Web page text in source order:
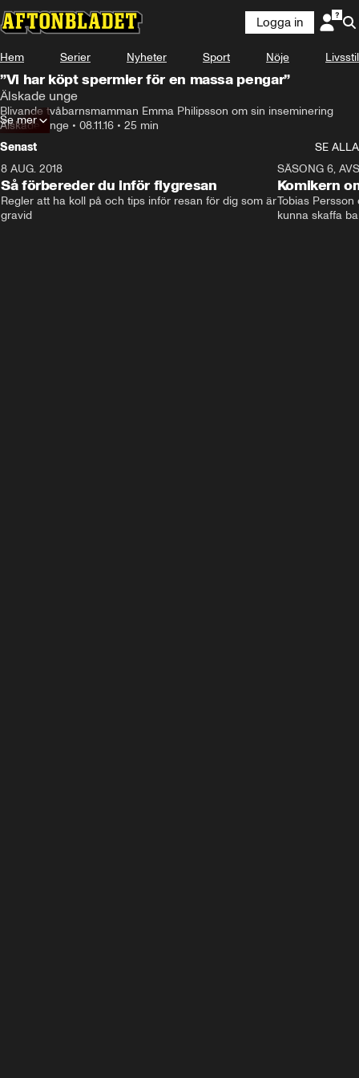
Logga in
Hem Serier Nyheter Sport Nöje Livsstil
”Vi har köpt spermier för en massa pengar”
Älskade unge
Blivande tvåbarnsmamman Emma Philipsson om sin inseminering
Älskade unge • 08.11.16 • 25 min
Se mer
Senast
SE ALLA
8 AUG. 2018
Så förbereder du inför flygresan
Regler att ha koll på och tips inför resan för dig som är
gravid
SÄSONG 6,
Komikern
Tobias
kunna skaffa